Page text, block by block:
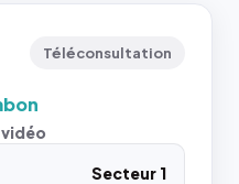
Téléconsultation
Secteur 1